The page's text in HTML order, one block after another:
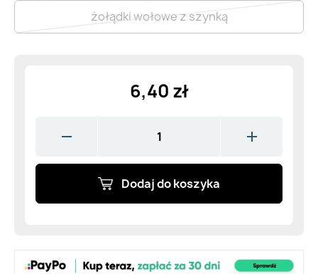
żołądki wołowe z szynką
6,40 zł
Dodaj do koszyka